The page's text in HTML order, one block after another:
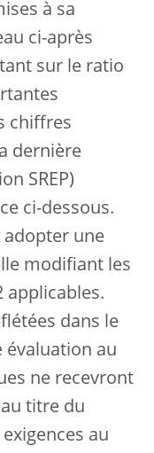
à sa
ci-après
sur le ratio
chiffres
dernière
SREP)
ci-dessous.
adopter une
modifiant les
applicables.
dans le
évaluation au
ne recevront
titre du
au